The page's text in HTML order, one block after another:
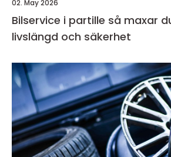
02. May 2026
Bilservice i partille så maxar du bilens
livslängd och säkerhet